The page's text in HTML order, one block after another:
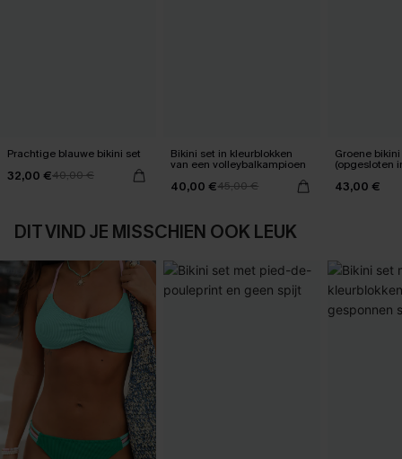
Prachtige blauwe bikini set
32,00 €40,00 €
Bikini set in kleurblokken
van een volleybalkampioen
40,00 €45,00 €
Groene
(opgesloten
43,00 €
DIT VIND JE MISSCHIEN OOK LEUK